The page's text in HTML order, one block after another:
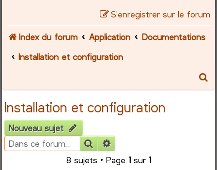
S’enregistrer sur le forum
Index du forum Application
Documentations
Installation et configuration
Installation et configuration
Nouveau sujet
Rechercher
8 sujets • Page 1sur 1